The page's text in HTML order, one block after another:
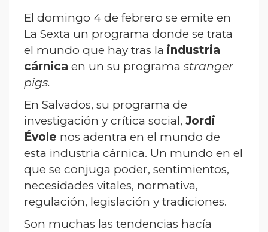
El domingo 4 de febrero se emite en
La Sexta un programa donde se trata
el mundo que hay tras la industria
cárnica en un su programa stranger
pigs.
En Salvados, su programa de
investigación y crítica social, Jordi
Évole nos adentra en el mundo de
esta industria cárnica. Un mundo en el
que se conjuga poder, sentimientos,
necesidades vitales, normativa,
regulación, legislación y tradiciones.
Son muchas las tendencias hacía